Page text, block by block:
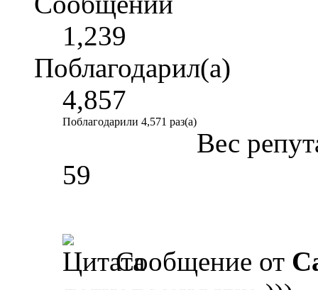
1,239
Поблагодарил(а)
4,857
Поблагодарили 4,571 раз(а)
Вес
59
Сообщение от